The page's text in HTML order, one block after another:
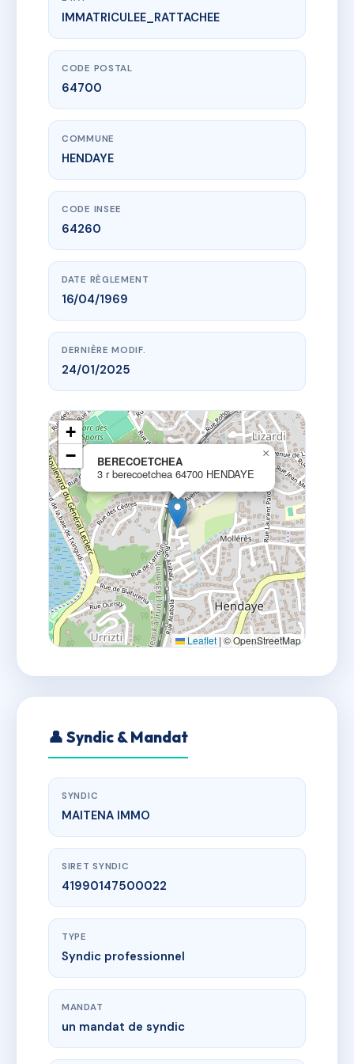
www.vme.plus/AB8327173
BERECOETCHEA
3 r berecoetchea
IMMATRICULEE_RATTACHEE
CODE POSTAL
64700
COMMUNE
HENDAYE
CODE INSEE
64260
DATE RÈGLEMENT
16/04/1969
DERNIÈRE MODIF.
24/01/2025
BERECOETCHEA
3 r berecoetchea 64700 HENDAYE
×
+
−
Leaflet | © OpenStreetMap
👤 Syndic & Mandat
SYNDIC
MAITENA IMMO
SIRET SYNDIC
41990147500022
TYPE
Syndic professionnel
MANDAT
un mandat de syndic